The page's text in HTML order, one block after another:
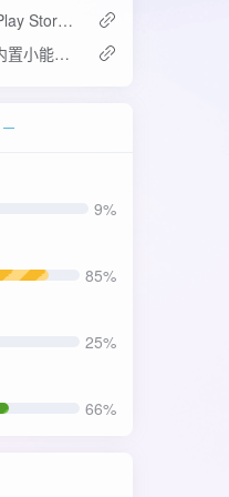
谷歌商店 Google Play Store v52.4.42-31版
抖音视频v39.7.0-内置小能手2.0.7模块
9%
85%
25%
66%